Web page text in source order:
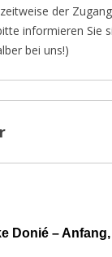
der
informieren Sie
bei uns!)
Donié –